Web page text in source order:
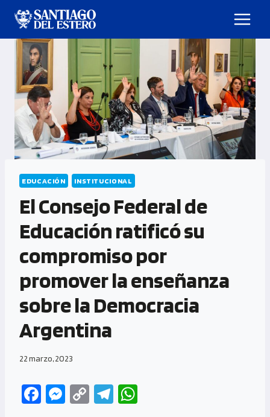
EDUCACIÓN INSTITUCIONAL
El Consejo Federal de
Educación ratificó su
compromiso por
promover la enseñanza
sobre la Democracia
Argentina
22 marzo, 2023
Fa M
C
Te